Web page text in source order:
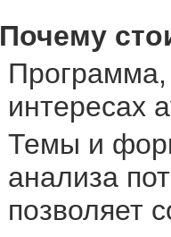
Почему
интересах
Темы и
анализа
позволяет